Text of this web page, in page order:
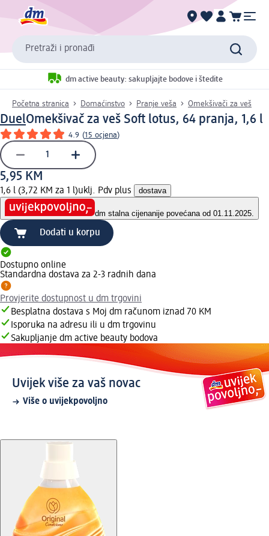
Pretraži i pronađi
dm active beauty: sakupljajte bodove i štedite
Početna stranica Domaćinstvo Pranje veša Omekšivači za veš
DuelOmekšivač za veš Soft lotus, 64 pranja, 1,6 l
4.9 (15 ocjena)
5,95 KM
1,6 l (3,72 KM za 1 l)uklj. Pdv plus dostava
dm stalna cijenanije povećana od 01.11.2025.
Dodati u korpu
Dostupno online
Standardna dostava za 2-3 radnih dana
Provjerite dostupnost u dm trgovini
Besplatna dostava s Moj dm računom iznad 70 KM
Isporuka na adresu ili u dm trgovinu
Sakupljanje dm active beauty bodova
Uvijek više za vaš novac
Više o uvijekpovoljno